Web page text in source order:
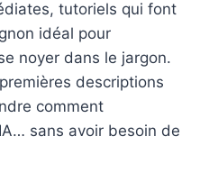
tutoriels qui font
idéal pour
noyer dans le jargon.
descriptions
comment
sans avoir besoin de